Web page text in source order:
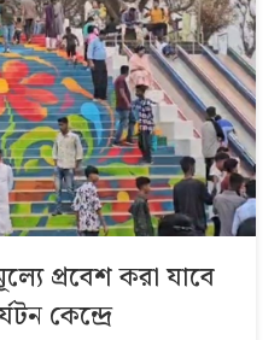
প্রবেশ করা যাবে
কেন্দ্রে